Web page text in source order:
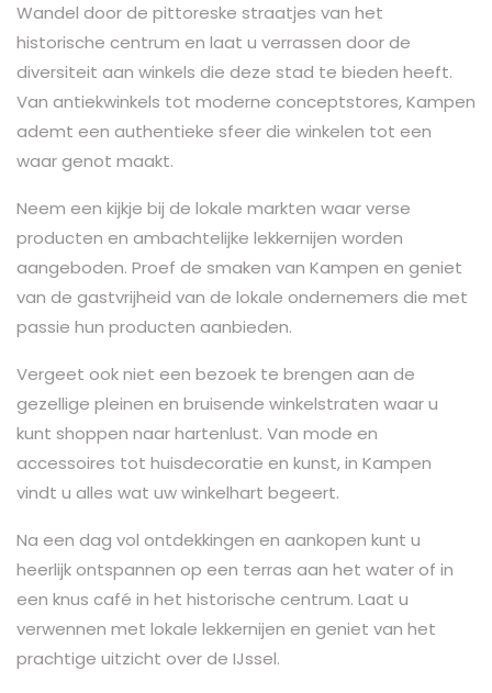
Wandel door de pittoreske straatjes van het
historische centrum en laat u verrassen door de
diversiteit aan winkels die deze stad te bieden heeft.
Van antiekwinkels tot moderne conceptstores, Kampen
ademt een authentieke sfeer die winkelen tot een
waar genot maakt.
Neem een kijkje bij de lokale markten waar verse
producten en ambachtelijke lekkernijen worden
aangeboden. Proef de smaken van Kampen en geniet
van de gastvrijheid van de lokale ondernemers die met
passie hun producten aanbieden.
Vergeet ook niet een bezoek te brengen aan de
gezellige pleinen en bruisende winkelstraten waar u
kunt shoppen naar hartenlust. Van mode en
accessoires tot huisdecoratie en kunst, in Kampen
vindt u alles wat uw winkelhart begeert.
Na een dag vol ontdekkingen en aankopen kunt u
heerlijk ontspannen op een terras aan het water of in
een knus café in het historische centrum. Laat u
verwennen met lokale lekkernijen en geniet van het
prachtige uitzicht over de IJssel.